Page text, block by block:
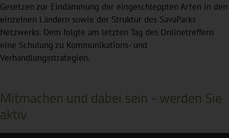
Gesetzen zur Eindämmung der eingeschleppten Arten in den
einzelnen Ländern sowie der Struktur des SavaParks
Netzwerks. Dem folgte am letzten Tag des Onlinetreffens
eine Schulung zu Kommunikations- und
Verhandlungsstrategien.
Mitmachen und dabei sein - werden Sie
aktiv